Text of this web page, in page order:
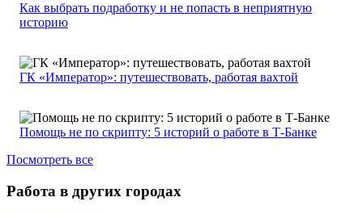
Как выбрать подработку и не попасть в неприятную
историю
ГК «Император»: путешествовать, работая вахтой
Помощь не по скрипту: 5 историй о работе в Т-Банке
Посмотреть все
Работа в других городах